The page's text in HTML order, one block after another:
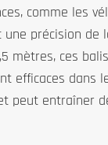
comme les
une précision de
mètres, ces
efficaces dans
peut entraîner